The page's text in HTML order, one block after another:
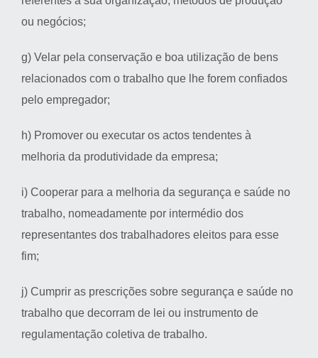
ou negócios;
g) Velar pela conservação e boa utilização de bens
relacionados com o trabalho que lhe forem confiados
pelo empregador;
h) Promover ou executar os actos tendentes à
melhoria da produtividade da empresa;
i) Cooperar para a melhoria da segurança e saúde no
trabalho, nomeadamente por intermédio dos
representantes dos trabalhadores eleitos para esse
fim;
j) Cumprir as prescrições sobre segurança e saúde no
trabalho que decorram de lei ou instrumento de
regulamentação coletiva de trabalho.